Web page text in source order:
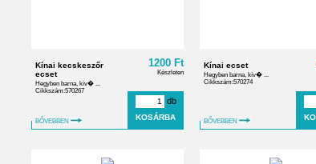
Kínai kecskeszőr
ecset
Hegyben barna, kív� ...
Cikkszám:570267
BŐVEBBEN
1200 Ft
Készleten
db
Kínai ecset
Hegyben barna, kív� ...
Cikkszám:570274
BŐVEBBEN